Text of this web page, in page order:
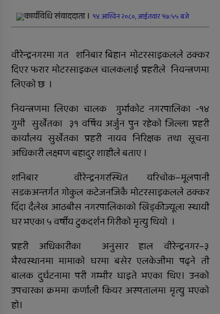
प्रतिबद्धता
प्रदेशमै पहिलो प्रविधिमैत्री बन्दै विरेन्द्रनगर
रुकुम पश्चिमका छ स्थानीय तहले ल्याए
तिन अर्ब ६२ करोड बजेट
सार्वजनिक बिदामा पनि सेवा दिदै
कालीकोटका नौ पालिकाको चार अर्ब ५५
करोड बजेट
अपाङ्गता भएकी छात्राको शिक्षाबाट बन्चित
सुर्खेतमा लागुऔषधविरुद्ध सचेतना
कार्यविधि संवाददाता । १४ आश्विन २०८०, आईतवार १७:५५ बजे
वीरेन्द्रनगरमा गत शनिबार बिहान मोटरसाइकलले ठक्कर
दिएर फरार मोटरसाइकल चालकलाई प्रहरीले नियन्त्रणमा
लिएकाे छ ।
नियन्त्रणमा लिएका चालक गुर्भाकाेट नगरपालिका -१४
गुमी सुर्खेतका ३१ वर्षिय अर्जुन पुन रहेकाे जिल्ला प्रहरी
कार्यालय सुर्खेतका प्रहरी नायव निरिक्षक तथा सूचना
अधिकारी लक्ष्मण बहादुर शाहीले बताए ।
शनिबार वीरेन्द्रनगरस्थित यरिचोक–मूलपानी
सडकअन्तर्गत गोकुल कटेजनजिकै मोटरसाइकलले ठक्कर
दिँदा दैलेख आठबीस नगरपालिकाको खिड्कीज्यूला स्थायी
घर भएका ५ वर्षीय टुकदर्शन गिरीको मृत्यु थियाे ।
प्रहरी अधिकारीका अनुसार हाल वीरेन्द्रनगर–३
भैरवस्थानमा मामाको घरमा बसेर एलकेजीमा पढ्ने ती
बालक दुर्घटनामा परी गम्भीर घाइते भएका थिए। उनको
उपचारका क्रममा कर्णाली कियर अस्पतालमा मृत्यु भएको
हो।